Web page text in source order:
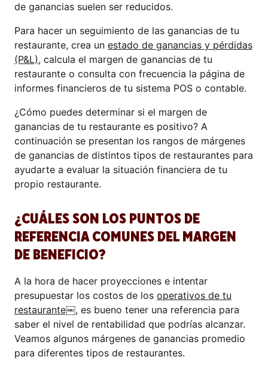
de ganancias suelen ser reducidos.
Para hacer un seguimiento de las ganancias de tu
restaurante, crea un estado de ganancias y pérdidas
(P&L), calcula el margen de ganancias de tu
restaurante o consulta con frecuencia la página de
informes financieros de tu sistema POS o contable.
¿Cómo puedes determinar si el margen de
ganancias de tu restaurante es positivo? A
continuación se presentan los rangos de márgenes
de ganancias de distintos tipos de restaurantes para
ayudarte a evaluar la situación financiera de tu
propio restaurante.
¿CUÁLES SON LOS PUNTOS DE
REFERENCIA COMUNES DEL MARGEN
DE BENEFICIO?
A la hora de hacer proyecciones e intentar
presupuestar los costos de los operativos de tu
restaurante⁠￼, es bueno tener una referencia para
saber el nivel de rentabilidad que podrías alcanzar.
Veamos algunos márgenes de ganancias promedio
para diferentes tipos de restaurantes.